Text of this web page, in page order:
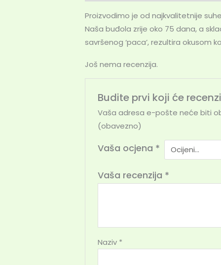
Proizvodimo je od najkvalitetnije
Naša buđola zrije oko 75 dana, a
savršenog ‘paca’, rezultira okusom
Još nema recenzija.
Budite prvi koji će
Vaša adresa e-pošte neće biti
(obavezno)
Vaša ocjena *
Vaša recenzija *
Naziv *